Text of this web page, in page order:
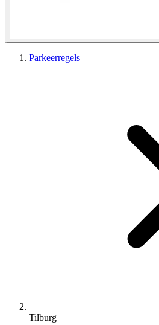
Parkeerregels
Tilburg